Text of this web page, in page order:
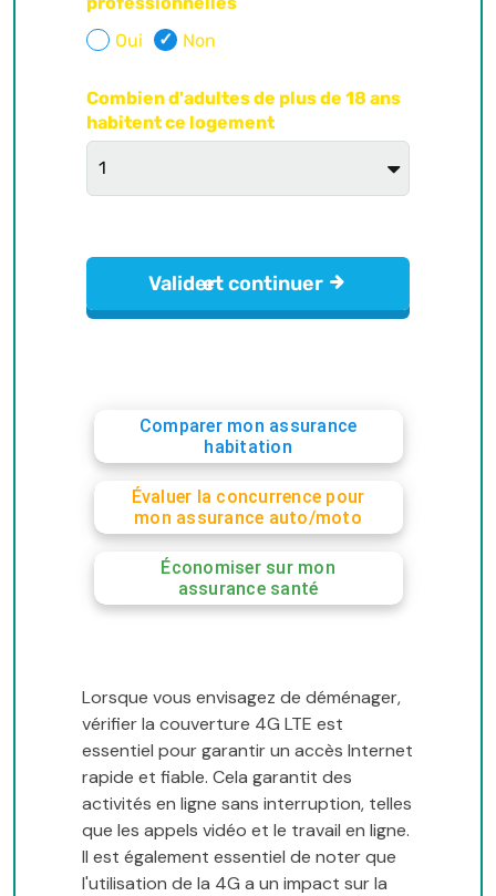
Comparer mon assurance
habitation
Évaluer la concurrence pour
mon assurance auto/moto
Économiser sur mon
assurance santé
Lorsque vous envisagez de déménager,
vérifier la couverture 4G LTE est
essentiel pour garantir un accès Internet
rapide et fiable. Cela garantit des
activités en ligne sans interruption, telles
que les appels vidéo et le travail en ligne.
Il est également essentiel de noter que
l'utilisation de la 4G a un impact sur la